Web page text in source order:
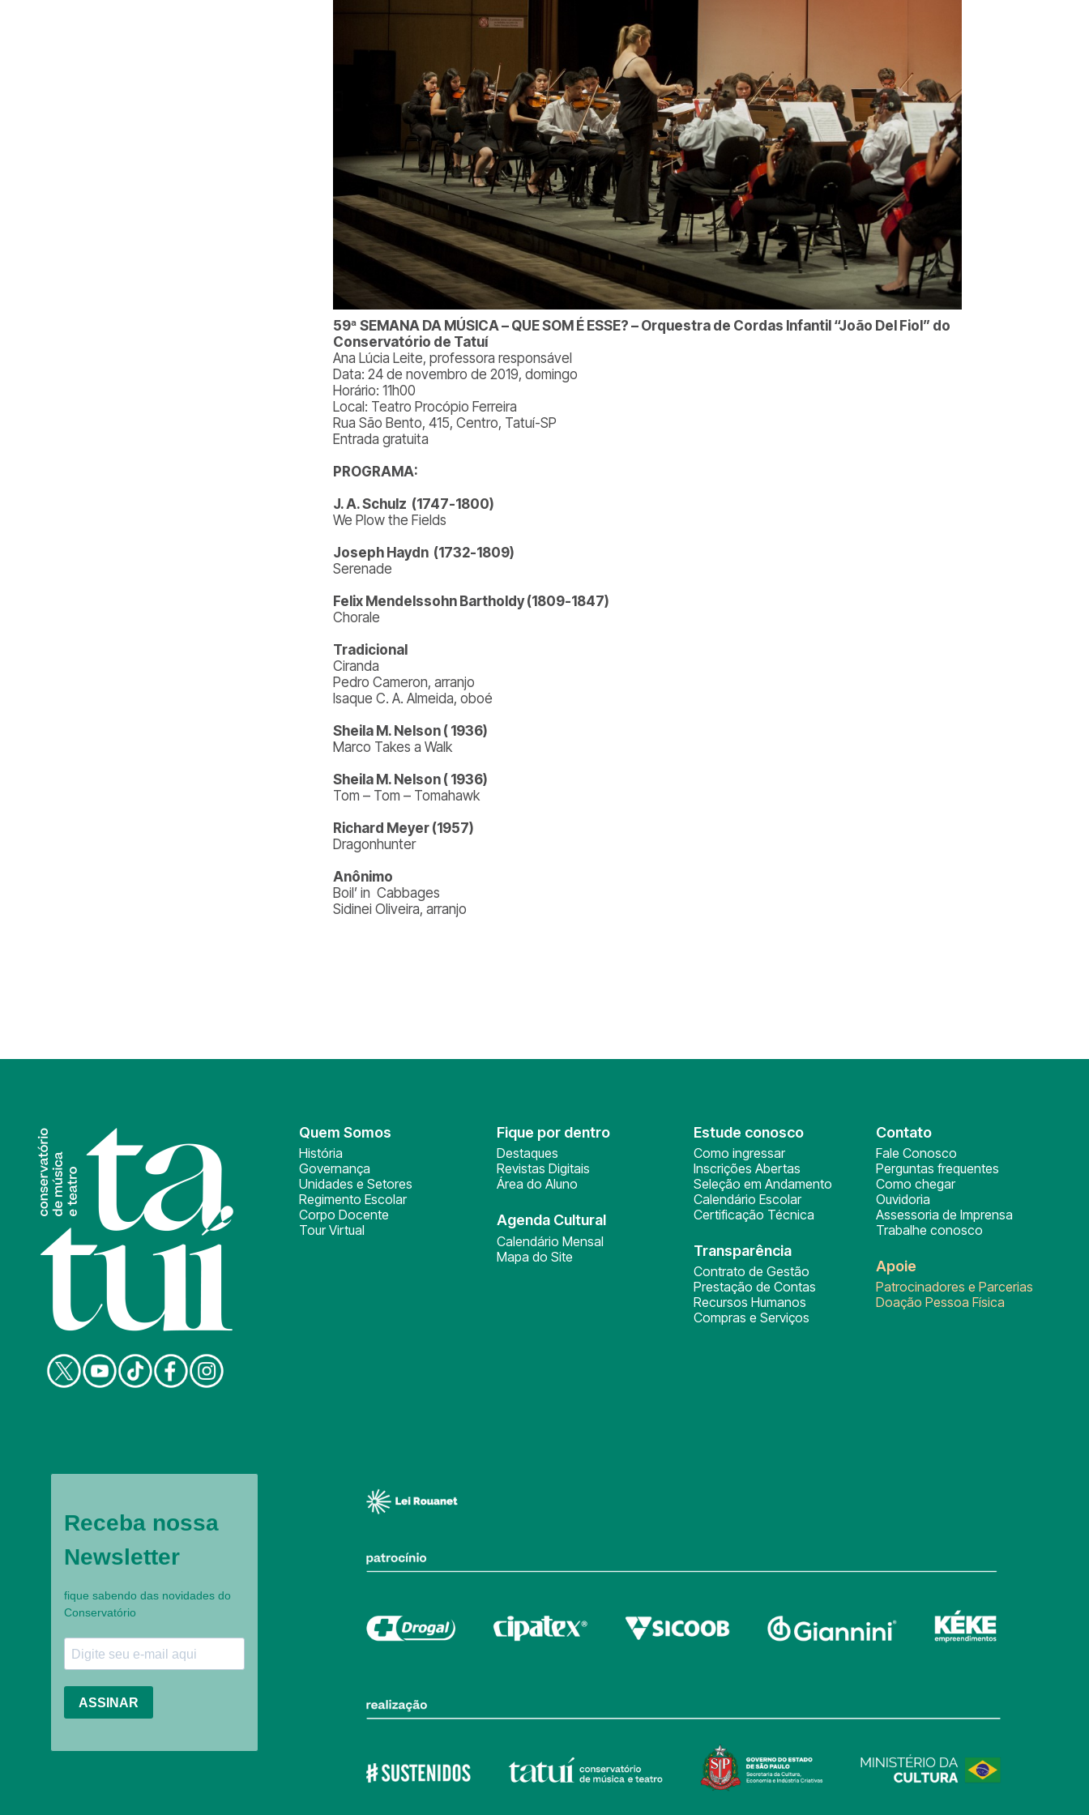
59ª SEMANA DA MÚSICA – QUE SOM É ESSE? – Orquestra de Cordas Infantil “João Del Fiol” do
Conservatório de Tatuí
Ana Lúcia Leite, professora responsável
Data: 24 de novembro de 2019, domingo
Horário: 11h00
Local: Teatro Procópio Ferreira
Rua São Bento, 415, Centro, Tatuí-SP
Entrada gratuita
PROGRAMA:
J. A. Schulz (1747-1800)
We Plow the Fields
Joseph Haydn (1732-1809)
Serenade
Felix Mendelssohn Bartholdy (1809-1847)
Chorale
Tradicional
Ciranda
Pedro Cameron, arranjo
Isaque C. A. Almeida, oboé
Sheila M. Nelson ( 1936)
Marco Takes a Walk
Sheila M. Nelson ( 1936)
Tom – Tom – Tomahawk
Richard Meyer (1957)
Dragonhunter
Anônimo
Boil’ in Cabbages
Sidinei Oliveira, arranjo
Quem Somos
História
Governança
Unidades e Setores
Regimento Escolar
Corpo Docente
Tour Virtual
Fique por dentro
Destaques
Revistas Digitais
Área do Aluno
Agenda Cultural
Calendário Mensal
Mapa do Site
Estude conosco
Como ingressar
Inscrições Abertas
Seleção em Andamento
Calendário Escolar
Certificação Técnica
Transparência
Contrato de Gestão
Prestação de Contas
Recursos Humanos
Compras e Serviços
Contato
Fale Conosco
Perguntas frequentes
Como chegar
Ouvidoria
Assessoria de Imprensa
Trabalhe conosco
Apoie
Patrocinadores e Parcerias
Doação Pessoa Física